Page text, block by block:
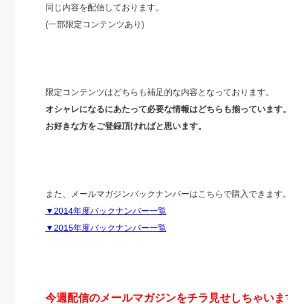
同じ内容を配信しております。
(一部限定コンテンツあり)
限定コンテンツはどちらも補足的な内容となっております。
オシャレになるにあたって必要な情報はどちらも揃っています。
お好きな方をご登録頂ければと思います。
また、メールマガジンバックナンバーはこちらで購入できます。
▼2014年度バックナンバー一覧
▼2015年度バックナンバー一覧
今週配信のメールマガジンをチラ見せしちゃいま